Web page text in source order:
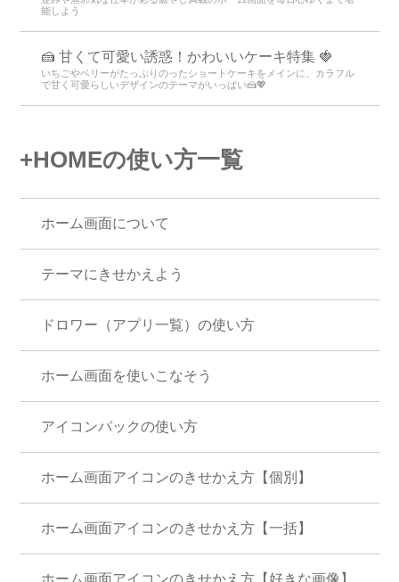
能しよう
🍰 甘くて可愛い誘惑！かわいいケーキ特集 🍓
いちごやベリーがたっぷりのったショートケーキをメインに、カラフル
で甘く可愛らしいデザインのテーマがいっぱい🍰💖
+HOMEの使い方一覧
ホーム画面について
テーマにきせかえよう
ドロワー（アプリ一覧）の使い方
ホーム画面を使いこなそう
アイコンパックの使い方
ホーム画面アイコンのきせかえ方【個別】
ホーム画面アイコンのきせかえ方【一括】